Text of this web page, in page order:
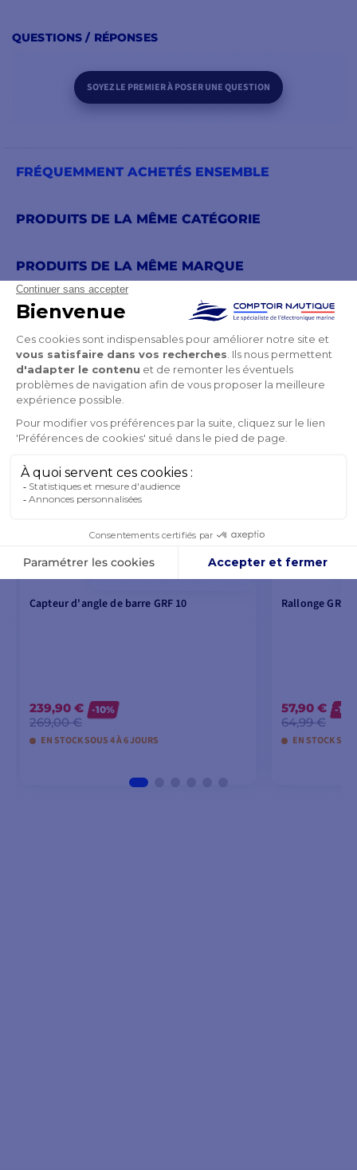
QUESTIONS / RÉPONSES
SOYEZ LE PREMIER À POSER UNE QUESTION
FRÉQUEMMENT ACHETÉS ENSEMBLE
PRODUITS DE LA MÊME CATÉGORIE
PRODUITS DE LA MÊME MARQUE
VOUS POURRIEZ AUSSI AIMER
Capteur d'angle de barre GRF 10
239,90 €
269,00 €
-10%
EN STOCK SOUS 4 À 6 JOURS
Rallonge GRF
57,90 €
64,99 €
-10%
EN STOCK